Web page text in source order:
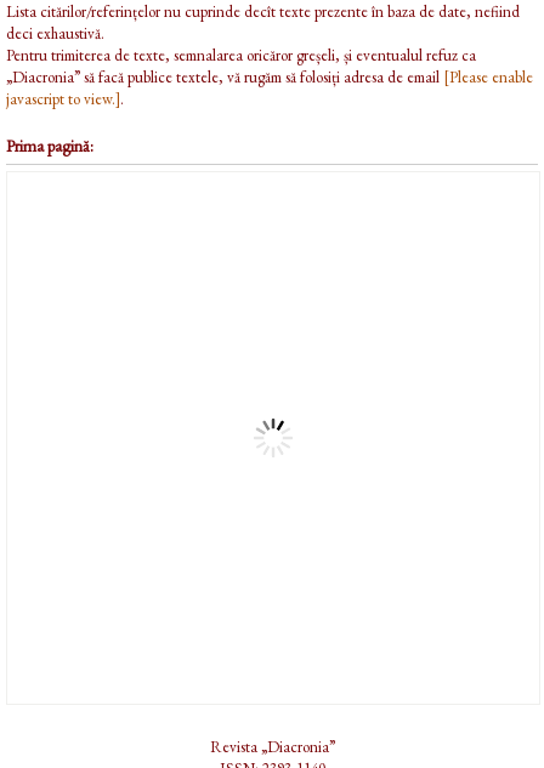
Lista citărilor/referințelor nu cuprinde decît texte prezente în baza de date, nefiind
deci exhaustivă.
Pentru trimiterea de texte, semnalarea oricăror greșeli, și eventualul refuz ca
„Diacronia” să facă publice textele, vă rugăm să folosiți adresa de email [Please enable
javascript to view.].
Prima pagină:
Revista „Diacronia”